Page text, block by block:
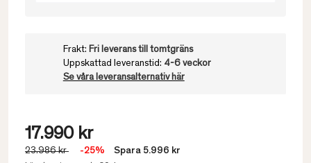
Frakt: Fri leverans till tomtgräns
Uppskattad leveranstid: 4-6 veckor
Se våra leveransalternativ här
17.990 kr
23.986 kr -25% Spara 5.996 kr